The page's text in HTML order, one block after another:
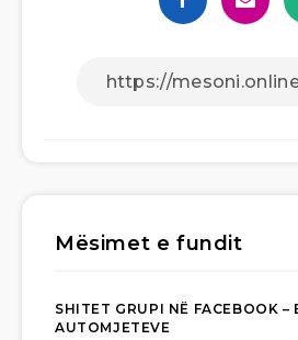
Mësimet e fundit
SHITET GRUPI NË FACEBOOK –
AUTOMJETEVE